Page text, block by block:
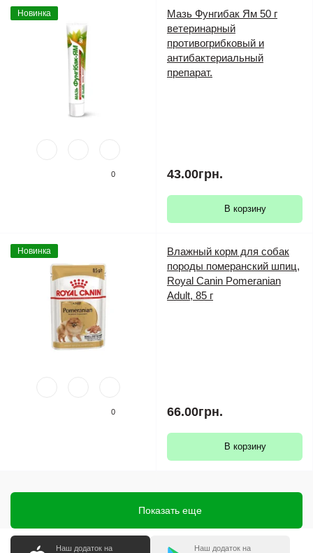
Новинка
0
Мазь Фунгибак Ям 50 г
ветеринарный
противогрибковый и
антибактериальный
препарат.
43.00грн.
В корзину
Новинка
0
Влажный корм для собак
породы померанский шпиц,
Royal Canin Pomeranian
Adult, 85 г
66.00грн.
В корзину
Показать еще
Наш додаток на Наш додаток на